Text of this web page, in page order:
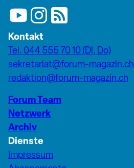
Kontakt
Tel. 044 555 70 10 (Di, Do)
sekretariat@forum-magazin.ch
redaktion@forum-magazin.ch
Forum Team
Netzwerk
Archiv
Dienste
Impressum